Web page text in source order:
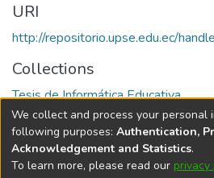
URI
http://repositorio.upse.edu.ec/
Collections
Tesis de Informática Educativa
Full item page
DSpace softwarecopyright ©
We collect and process your personal
following purposes: Authentication,
Acknowledgement and Statistics.
To learn more, please read our privacy